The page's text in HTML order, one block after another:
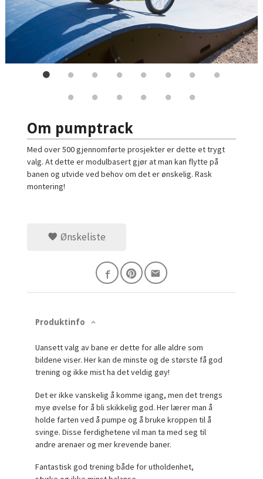
Om pumptrack
Med over 500 gjennomførte prosjekter er dette et trygt
valg. At dette er modulbasert gjør at man kan flytte på
banen og utvide ved behov om det er ønskelig. Rask
montering!
Ønskeliste
Produktinfo
Uansett valg av bane er dette for alle aldre som
bildene viser. Her kan de minste og de største få god
trening og ikke mist ha det veldig gøy!
Det er ikke vanskelig å komme igang, men det trengs
mye øvelse for å bli skikkelig god. Her lærer man å
holde farten ved å pumpe og å bruke kroppen til å
svinge. Disse ferdighetene vil man ta med seg til
andre arenaer og mer krevende baner.
Fantastisk god trening både for utholdenhet,